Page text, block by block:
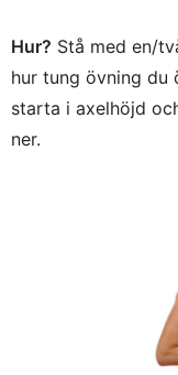
Hur? Stå med en/
hur tung övning du
starta i axelhöjd
ner.